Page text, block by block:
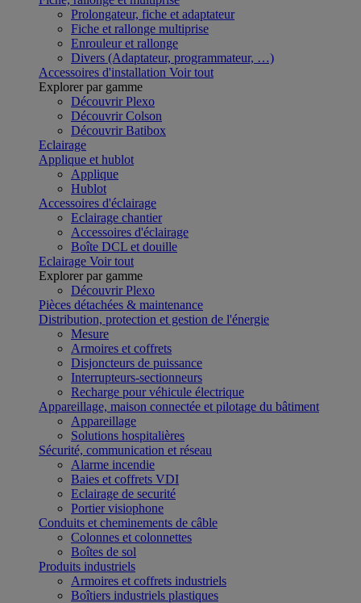
Prolongateur, fiche et adaptateur
Fiche et rallonge multiprise
Enrouleur et rallonge
Divers (Adaptateur, programmateur, …)
Accessoires d'installation Voir tout
Explorer par gamme
Découvrir Plexo
Découvrir Colson
Découvrir Batibox
Eclairage
Applique et hublot
Applique
Hublot
Accessoires d'éclairage
Eclairage chantier
Accessoires d'éclairage
Boîte DCL et douille
Eclairage Voir tout
Explorer par gamme
Découvrir Plexo
Pièces détachées & maintenance
Distribution, protection et gestion de l'énergie
Mesure
Armoires et coffrets
Disjoncteurs de puissance
Interrupteurs-sectionneurs
Recharge pour véhicule électrique
Appareillage, maison connectée et pilotage du bâtiment
Appareillage
Solutions hospitalières
Sécurité, communication et réseau
Alarme incendie
Baies et coffrets VDI
Eclairage de securité
Portier visiophone
Conduits et cheminements de câble
Colonnes et colonnettes
Boîtes de sol
Produits industriels
Armoires et coffrets industriels
Boîtiers industriels plastiques